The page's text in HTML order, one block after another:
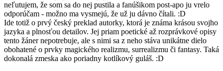
neľutujem, že som sa do nej pustila a fanúšikom post-apo ju vrelo
odporúčam - možno ma vysmejú, že už ju dávno čítali. :D
Ide totiž o prvý český preklad autorky, ktorá je známa krásou svojho
jazyka a plnosťou detailov. Jej priam poetické až rozprávkové opisy
tento žáner nepotrebuje, ale s nimi sa z neho stáva unikátne dielo
obohatené o prvky magického realizmu, surrealizmu či fantasy. Taká
dokonalá zmeska ako poriadny kotlíkový guláš. :D